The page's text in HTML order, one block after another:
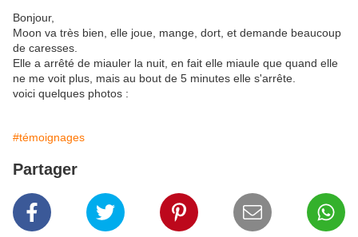
Bonjour,
Moon va très bien, elle joue, mange, dort, et demande beaucoup
de caresses.
Elle a arrêté de miauler la nuit, en fait elle miaule que quand elle
ne me voit plus, mais au bout de 5 minutes elle s'arrête.
voici quelques photos :
#témoignages
Partager